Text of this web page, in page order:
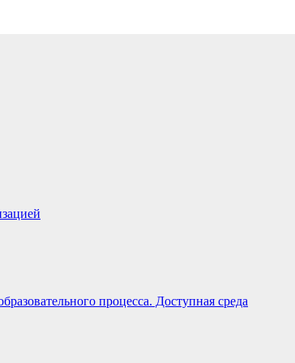
процесса. Доступная среда